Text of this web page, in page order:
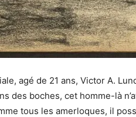
agé de 21 ans, Victor A.
des boches, cet homme-là
tous les amerloques, il